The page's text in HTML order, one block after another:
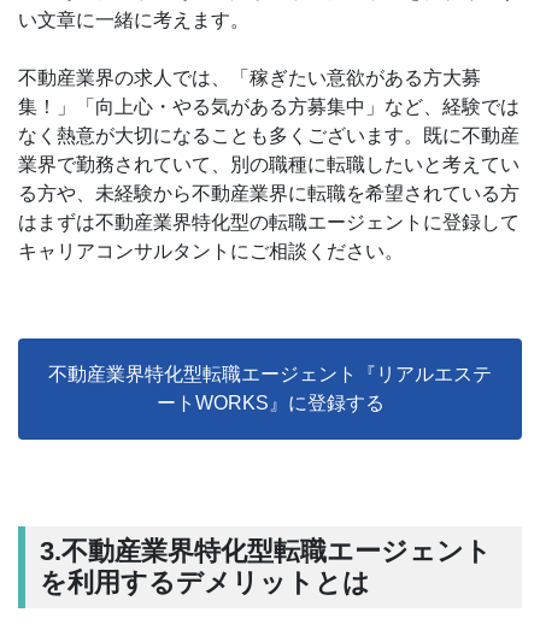
い文章に一緒に考えます。
不動産業界の求人では、「稼ぎたい意欲がある方大募
集！」「向上心・やる気がある方募集中」など、経験では
なく熱意が大切になることも多くございます。既に不動産
業界で勤務されていて、別の職種に転職したいと考えてい
る方や、未経験から不動産業界に転職を希望されている方
はまずは不動産業界特化型の転職エージェントに登録して
キャリアコンサルタントにご相談ください。
不動産業界特化型転職エージェント『リアルエステ
ートWORKS』に登録する
3.不動産業界特化型転職エージェント
を利用するデメリットとは